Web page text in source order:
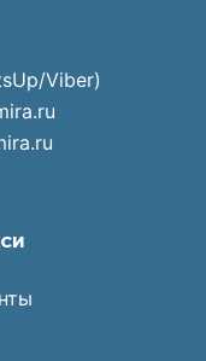
Viber)